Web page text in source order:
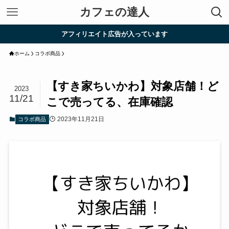
カフェの達人
アフィリエイト広告が入っています
ホーム コラボ商品
【すき家ちいかわ】対象店舗！ど
こで売ってる、在庫確認
2023
11/21
コラボ商品 2023年11月21日